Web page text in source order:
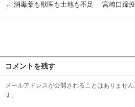
← 消毒薬も獣医も土地も不足 宮崎口蹄
コメントを残す
メールアドレスが公開されることはありませ
す。